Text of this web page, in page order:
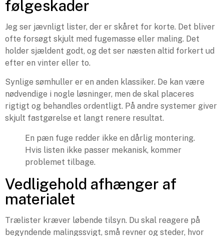
følgeskader
Jeg ser jævnligt lister, der er skåret for korte. Det bliver
ofte forsøgt skjult med fugemasse eller maling. Det
holder sjældent godt, og det ser næsten altid forkert ud
efter en vinter eller to.
Synlige sømhuller er en anden klassiker. De kan være
nødvendige i nogle løsninger, men de skal placeres
rigtigt og behandles ordentligt. På andre systemer giver
skjult fastgørelse et langt renere resultat.
En pæn fuge redder ikke en dårlig montering.
Hvis listen ikke passer mekanisk, kommer
problemet tilbage.
Vedligehold afhænger af
materialet
Trælister kræver løbende tilsyn. Du skal reagere på
begyndende malingssvigt, små revner og steder, hvor